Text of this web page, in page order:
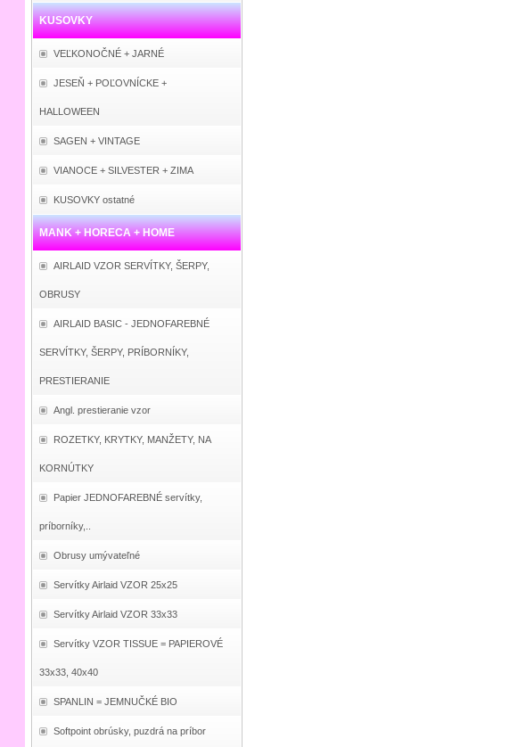
KUSOVKY
VEĽKONOČNÉ + JARNÉ
JESEŇ + POĽOVNÍCKE +
HALLOWEEN
SAGEN + VINTAGE
VIANOCE + SILVESTER + ZIMA
KUSOVKY ostatné
MANK + HORECA + HOME
AIRLAID VZOR SERVÍTKY, ŠERPY,
OBRUSY
AIRLAID BASIC - JEDNOFAREBNÉ
SERVÍTKY, ŠERPY, PRÍBORNÍKY,
PRESTIERANIE
Angl. prestieranie vzor
ROZETKY, KRYTKY, MANŽETY, NA
KORNÚTKY
Papier JEDNOFAREBNÉ servítky,
príborníky,..
Obrusy umývateľné
Servítky Airlaid VZOR 25x25
Servítky Airlaid VZOR 33x33
Servítky VZOR TISSUE = PAPIEROVÉ
33x33, 40x40
SPANLIN = JEMNUČKÉ BIO
Softpoint obrúsky, puzdrá na príbor